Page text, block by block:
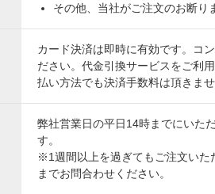
その他、当社がご注文のお断り
カード決済は即時に有効です。コ
ださい。代金引換サービスをご利
払い方法でも決済手数料は頂きま
弊社営業日の平日14時までにいた
す。
※1週間以上を過ぎてもご注文いた
までお問合わせください。